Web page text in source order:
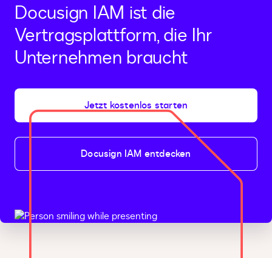
Docusign IAM ist die
Vertragsplattform, die Ihr
Unternehmen braucht
Jetzt kostenlos starten
Docusign IAM entdecken